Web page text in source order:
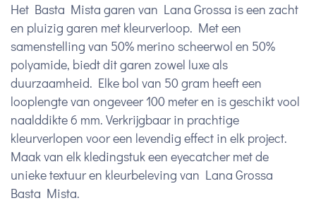
Het Basta Mista garen van Lana Grossa is een zacht
en pluizig garen met kleurverloop. Met een
samenstelling van 50% merino scheerwol en 50%
polyamide, biedt dit garen zowel luxe als
duurzaamheid. Elke bol van 50 gram heeft een
looplengte van ongeveer 100 meter en is geschikt vool
naalddikte 6 mm. Verkrijgbaar in prachtige
kleurverlopen voor een levendig effect in elk project.
Maak van elk kledingstuk een eyecatcher met de
unieke textuur en kleurbeleving van Lana Grossa
Basta Mista.